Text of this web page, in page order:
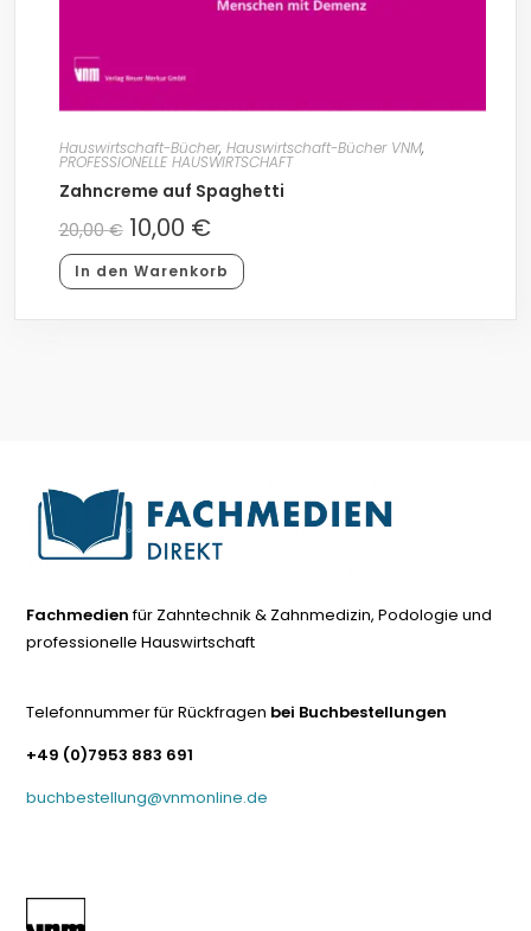
Hauswirtschaft-Bücher, Hauswirtschaft-Bücher VNM,
PROFESSIONELLE HAUSWIRTSCHAFT
Zahncreme auf Spaghetti
20,00€ 10,00 €
In den Warenkorb
Fachmedienfür Zahntechnik & Zahnmedizin, Podologie und
professionelle Hauswirtschaft
Telefonnummer für Rückfragen bei Buchbestellungen
+49 (0)7953 883 691
buchbestellung@vnmonline.de